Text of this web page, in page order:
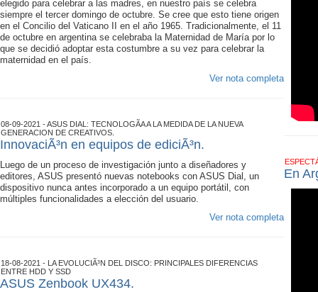
elegido para celebrar a las madres, en nuestro país se celebra
siempre el tercer domingo de octubre. Se cree que esto tiene origen
en el Concilio del Vaticano II en el año 1965. Tradicionalmente, el 11
de octubre en argentina se celebraba la Maternidad de María por lo
que se decidió adoptar esta costumbre a su vez para celebrar la
maternidad en el país.
Ver nota completa
08-09-2021 - ASUS DIAL: TECNOLOGÃ­A A LA MEDIDA DE LA NUEVA
GENERACION DE CREATIVOS.
InnovaciÃ³n en equipos de ediciÃ³n.
Luego de un proceso de investigación junto a diseñadores y
editores, ASUS presentó nuevas notebooks con ASUS Dial, un
dispositivo nunca antes incorporado a un equipo portátil, con
múltiples funcionalidades a elección del usuario.
Ver nota completa
18-08-2021 - LA EVOLUCIÃ³N DEL DISCO: PRINCIPALES DIFERENCIAS
ENTRE HDD Y SSD
ASUS Zenbook UX434.
En